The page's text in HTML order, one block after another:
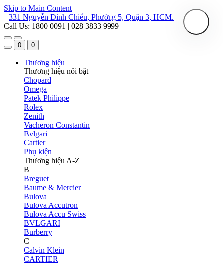
Skip to Main Content
331 Nguyễn Đình Chiểu, Phường 5, Quận 3, HCM.
Call Us: 1800 0091 | 028 3833 9999
0 0
Thương hiệu
Thương hiệu nổi bật
Chopard
Omega
Patek Philippe
Rolex
Zenith
Vacheron Constantin
Bvlgari
Cartier
Phụ kiện
Thương hiệu A-Z
B
Breguet
Baume & Mercier
Bulova
Bulova Accutron
Bulova Accu Swiss
BVLGARI
Burberry
C
Calvin Klein
CARTIER